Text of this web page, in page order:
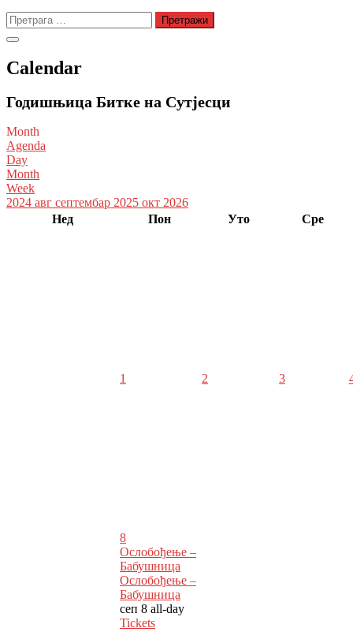
Претрага
за:
Calendar
Годишњица Битке на Сутјесци
Month
Agenda
Day
Month
Week
2024 авг септембар 2025 окт 2026
Нед
Пон Уто Сре
1 2 3
8
Ослобођење –
Бабушница
Ослобођење –
Бабушница
сеп 8 all-day
Tickets